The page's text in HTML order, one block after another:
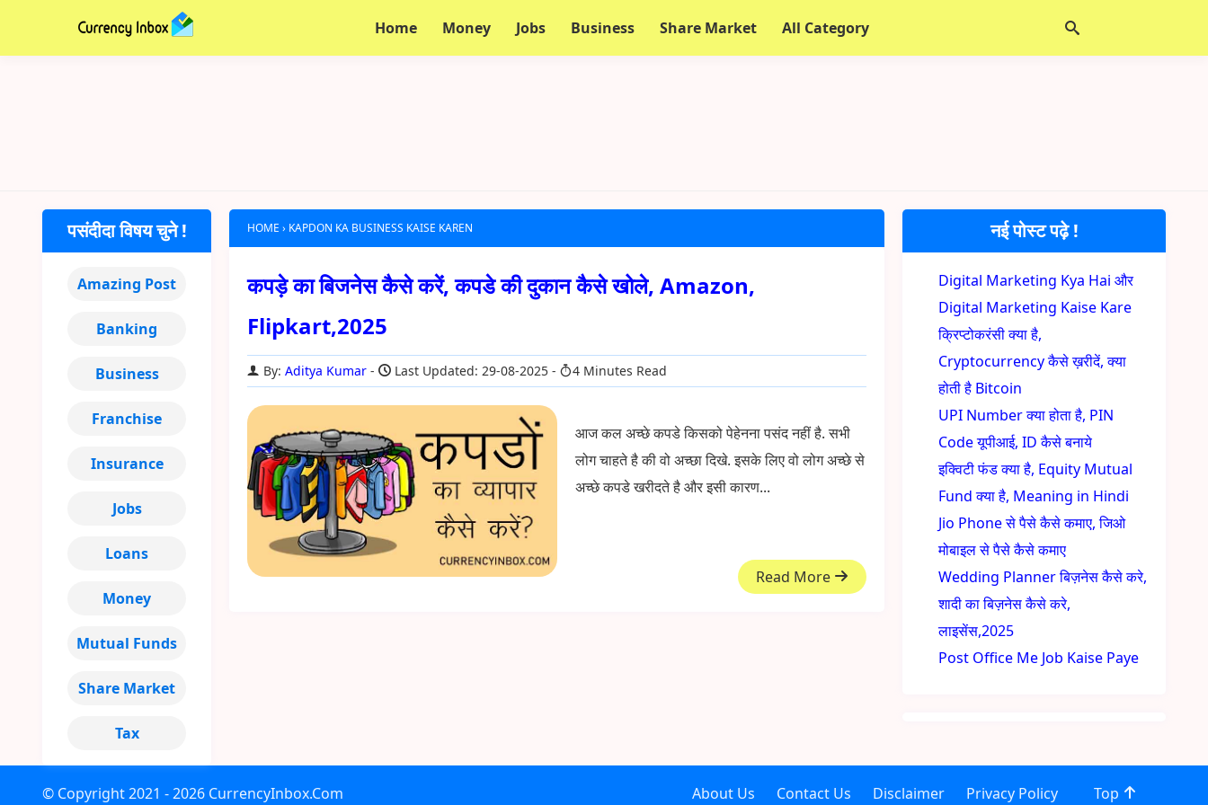
Home Money Jobs Business Share Market All Category
HOME › KAPDON KA BUSINESS KAISE KAREN
कपड़े का बिजनेस कैसे करें, कपडे की दुकान कैसे खोले, Amazon,
Flipkart,2025
By:Aditya Kumar Last Updated: 29-08-2025 4 Minutes Read
आज कल अच्छे कपडे किसको पेहेनना पसंद नहीं है. सभी
लोग चाहते है की वो अच्छा दिखे. इसके लिए वो लोग अच्छे से
अच्छे कपडे खरीदते है और इसी कारण...
Read More
नई पोस्ट पढ़े !
Digital Marketing Kya Hai और
Digital Marketing Kaise Kare
क्रिप्टोकरंसी क्या है,
Cryptocurrency कैसे ख़रीदें, क्या
होती है Bitcoin
UPI Number क्या होता है, PIN
Code यूपीआई, ID कैसे बनाये
इक्विटी फंड क्या है, Equity Mutual
Fund क्या है, Meaning in Hindi
Jio Phone से पैसे कैसे कमाए, जिओ
मोबाइल से पैसे कैसे कमाए
Wedding Planner बिज़नेस कैसे करे,
शादी का बिज़नेस कैसे करे,
लाइसेंस,2025
Post Office Me Job Kaise Paye
पसंदीदा विषय चुने !
Amazing Post
Banking
Business
Franchise
Insurance
Jobs
Loans
Money
Mutual Funds
Share Market
Tax
© Copyright2021 - 2026 CurrencyInbox.Com About Us Contact Us Disclaimer Privacy Policy Top